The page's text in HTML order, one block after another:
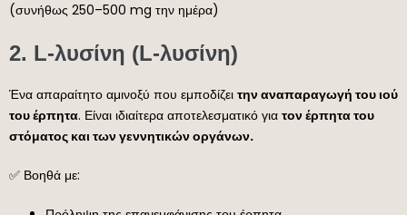
(συνήθως 250–500 mg την ημέρα)
2. L-λυσίνη (L-λυσίνη)
Ένα απαραίτητο αμινοξύ που εμποδίζει την αναπαραγωγή του ιού
του έρπητα. Είναι ιδιαίτερα αποτελεσματικό για τον έρπητα του
στόματος και των γεννητικών οργάνων.
✅ Βοηθά με: